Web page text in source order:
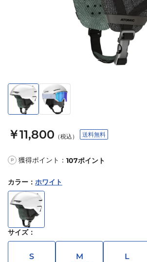
￥11,800 （税込） 送料無料
P 獲得ポイント： 107ポイント
カラー ： ホワイト
サイズ：
S M L